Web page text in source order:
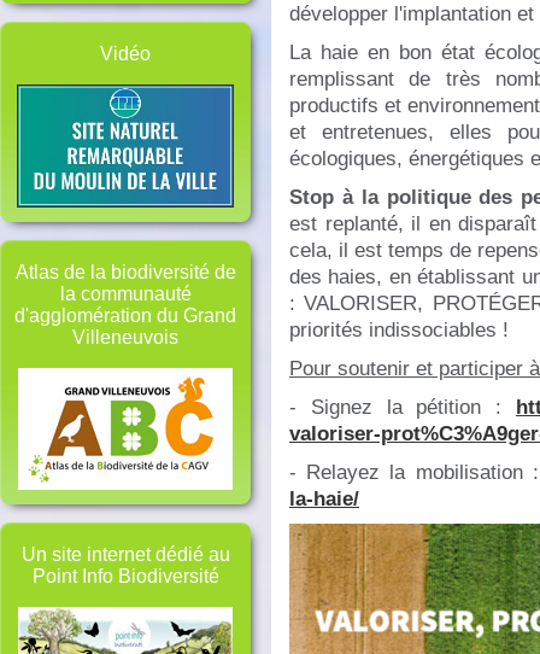
Vidéo
Atlas de la biodiversité de
la communauté
d'agglomération du Grand
Villeneuvois
Un site internet dédié au
Point Info Biodiversité
développer l'implantation
La haie en bon état
remplissant de très
productifs et
et entretenues, elles
écologiques, énergétiques
Stop à la politique des
est replanté, il en
cela, il est temps de
des haies, en établissant
: VALORISER,
priorités indissociables !
Pour soutenir et participer
- Signez la pétition :
valoriser-
- Relayez la mobilisation :
la-haie/